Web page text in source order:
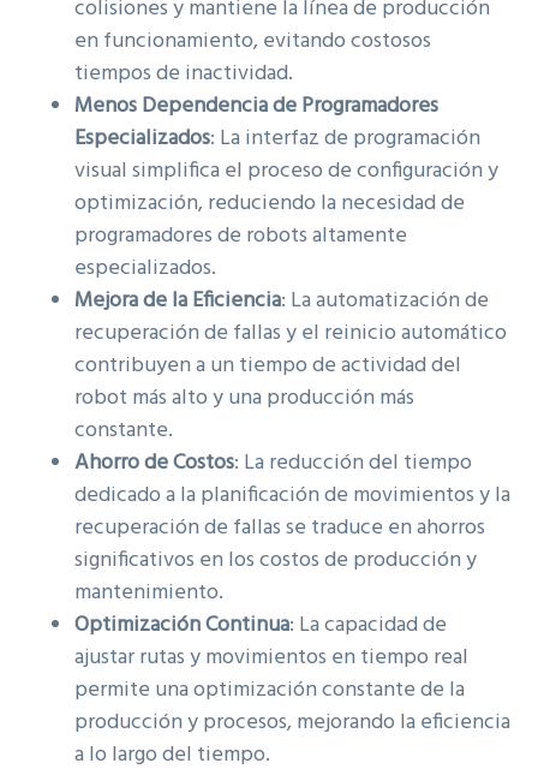
colisiones y mantiene la línea de producción
en funcionamiento, evitando costosos
tiempos de inactividad.
Menos Dependencia de Programadores
Especializados: La interfaz de programación
visual simplifica el proceso de configuración y
optimización, reduciendo la necesidad de
programadores de robots altamente
especializados.
Mejora de la Eficiencia: La automatización de
recuperación de fallas y el reinicio automático
contribuyen a un tiempo de actividad del
robot más alto y una producción más
constante.
Ahorro de Costos: La reducción del tiempo
dedicado a la planificación de movimientos y la
recuperación de fallas se traduce en ahorros
significativos en los costos de producción y
mantenimiento.
Optimización Continua: La capacidad de
ajustar rutas y movimientos en tiempo real
permite una optimización constante de la
producción y procesos, mejorando la eficiencia
a lo largo del tiempo.